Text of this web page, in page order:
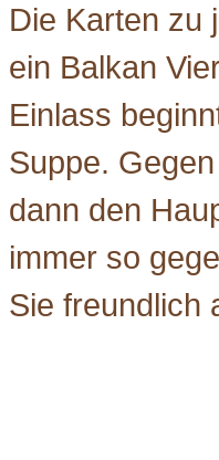
Die Karten zu
ein Balkan
Einlass
Suppe.
dann den
immer so
Sie freundlich